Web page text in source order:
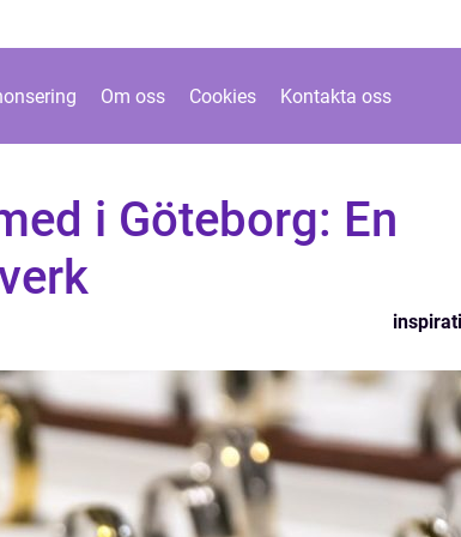
Om oss Cookies Kontakta oss
i Göteborg: En